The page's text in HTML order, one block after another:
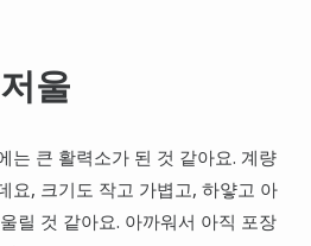
울
는 큰 활력소가 된 것 같아요. 계량
요, 크기도 작고 가볍고, 하얗고 아
릴 것 같아요. 아까워서 아직 포장